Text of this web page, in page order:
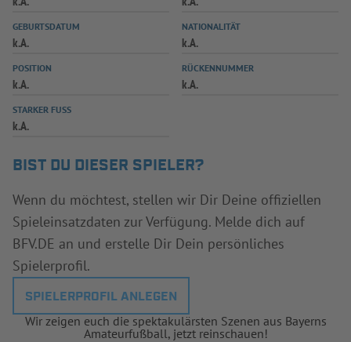
SPIELPLUS
GEBURTSDATUM
k.A.
NATIONALITÄT
k.A.
POSITION
k.A.
RÜCKENNUMMER
k.A.
STARKER FUSS
k.A.
BIST DU DIESER SPIELER?
Wenn du möchtest, stellen wir Dir Deine offiziellen
Spieleinsatzdaten zur Verfügung. Melde dich auf
BFV.DE an und erstelle Dir Dein persönliches
Spielerprofil.
SPIELERPROFIL ANLEGEN
Wir zeigen euch die spektakulärsten Szenen aus Bayerns
Amateurfußball, jetzt reinschauen!